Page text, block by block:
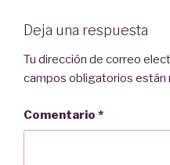
Deja una respuesta
Tu dirección de correo
campos obligatorios están
Comentario *